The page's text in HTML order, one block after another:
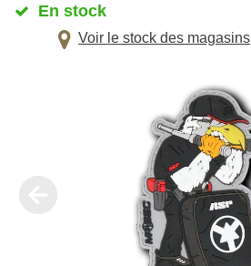
En stock
Voir le stock des magasins